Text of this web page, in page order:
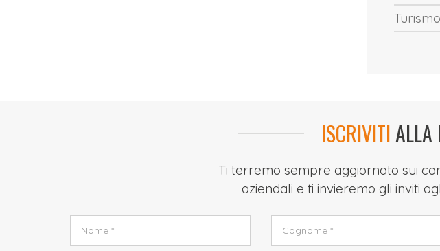
Turismo
ISCRIVITIALLA
Ti terremo sempre aggiornato sui
aziendali e ti invieremo gli inviti